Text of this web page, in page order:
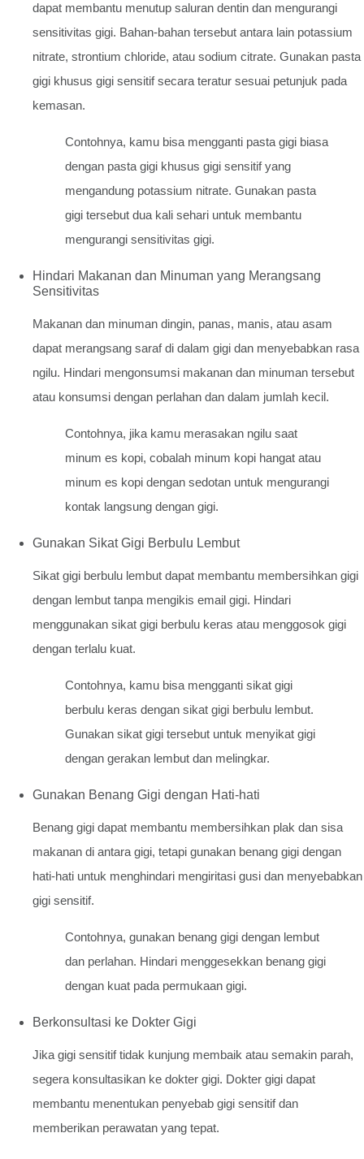
dapat membantu menutup saluran dentin dan mengurangi
sensitivitas gigi. Bahan-bahan tersebut antara lain potassium
nitrate, strontium chloride, atau sodium citrate. Gunakan pasta
gigi khusus gigi sensitif secara teratur sesuai petunjuk pada
kemasan.
Contohnya, kamu bisa mengganti pasta gigi biasa
dengan pasta gigi khusus gigi sensitif yang
mengandung potassium nitrate. Gunakan pasta
gigi tersebut dua kali sehari untuk membantu
mengurangi sensitivitas gigi.
Hindari Makanan dan Minuman yang Merangsang
Sensitivitas
Makanan dan minuman dingin, panas, manis, atau asam
dapat merangsang saraf di dalam gigi dan menyebabkan rasa
ngilu. Hindari mengonsumsi makanan dan minuman tersebut
atau konsumsi dengan perlahan dan dalam jumlah kecil.
Contohnya, jika kamu merasakan ngilu saat
minum es kopi, cobalah minum kopi hangat atau
minum es kopi dengan sedotan untuk mengurangi
kontak langsung dengan gigi.
Gunakan Sikat Gigi Berbulu Lembut
Sikat gigi berbulu lembut dapat membantu membersihkan gigi
dengan lembut tanpa mengikis email gigi. Hindari
menggunakan sikat gigi berbulu keras atau menggosok gigi
dengan terlalu kuat.
Contohnya, kamu bisa mengganti sikat gigi
berbulu keras dengan sikat gigi berbulu lembut.
Gunakan sikat gigi tersebut untuk menyikat gigi
dengan gerakan lembut dan melingkar.
Gunakan Benang Gigi dengan Hati-hati
Benang gigi dapat membantu membersihkan plak dan sisa
makanan di antara gigi, tetapi gunakan benang gigi dengan
hati-hati untuk menghindari mengiritasi gusi dan menyebabkan
gigi sensitif.
Contohnya, gunakan benang gigi dengan lembut
dan perlahan. Hindari menggesekkan benang gigi
dengan kuat pada permukaan gigi.
Berkonsultasi ke Dokter Gigi
Jika gigi sensitif tidak kunjung membaik atau semakin parah,
segera konsultasikan ke dokter gigi. Dokter gigi dapat
membantu menentukan penyebab gigi sensitif dan
memberikan perawatan yang tepat.